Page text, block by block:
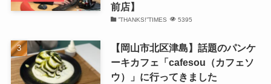
前店】
”THANKS!”TIMES 5395
【岡山市北区津島】話題のパンケ
ーキカフェ「cafesou（カフェソ
ウ）」に行ってきました